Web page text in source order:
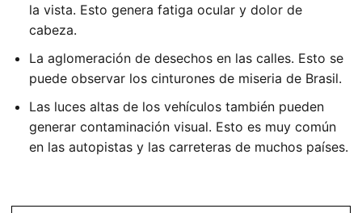
la vista. Esto genera fatiga ocular y dolor de
cabeza.
La aglomeración de desechos en las calles. Esto se
puede observar los cinturones de miseria de Brasil.
Las luces altas de los vehículos también pueden
generar contaminación visual. Esto es muy común
en las autopistas y las carreteras de muchos países.